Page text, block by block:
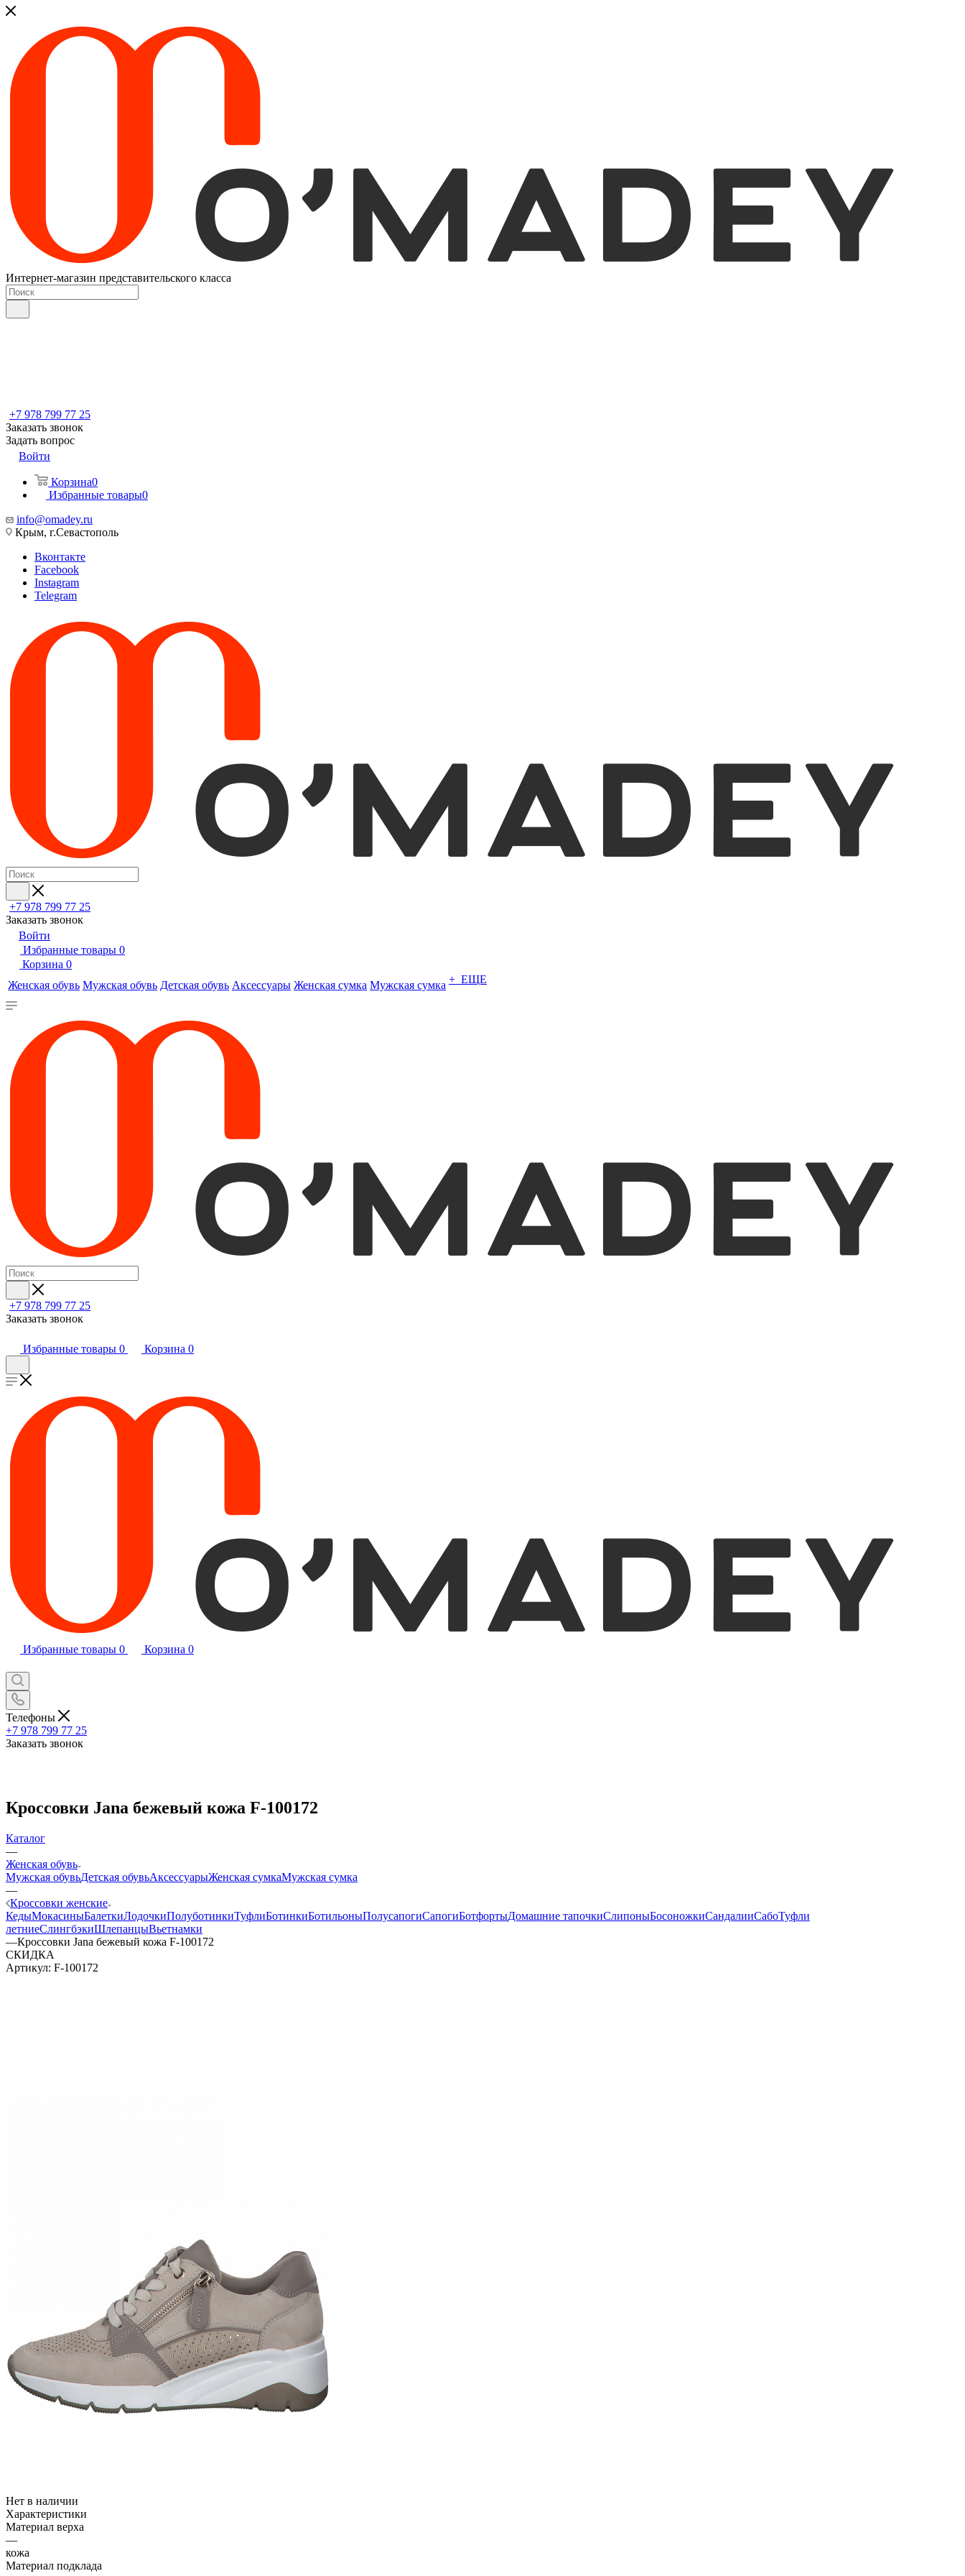
Интернет-магазин представительского класса
+7 978 799 77 25
Заказать звонок
Задать вопрос
Войти
Корзина0
Избранные товары0
info@omadey.ru
Крым, г.Севастополь
Вконтакте
Facebook
Instagram
Telegram
+7 978 799 77 25
Заказать звонок
Войти
Избранные товары 0
Корзина 0
Женская обувь Мужская обувь Детская обувь Аксессуары Женская сумка Мужская сумка + ЕЩЕ
+7 978 799 77 25
Заказать звонок
Избранные товары 0 Корзина 0
Избранные товары 0 Корзина 0
Телефоны
+7 978 799 77 25
Заказать звонок
Кроссовки Jana бежевый кожа F-100172
Каталог
—
Женская обувь
Мужская обувьДетская обувьАксессуарыЖенская сумкаМужская сумка
—
Кроссовки женские
КедыМокасиныБалеткиЛодочкиПолуботинкиТуфлиБотинкиБотильоныПолусапогиСапогиБотфортыДомашние тапочкиСлипоныБосоножкиСандалииСабоТуфли
летниеСлингбэкиШлепанцыВьетнамки
—Кроссовки Jana бежевый кожа F-100172
СКИДКА
Артикул: F-100172
Нет в наличии
Характеристики
Материал верха
—
кожа
Материал подклада